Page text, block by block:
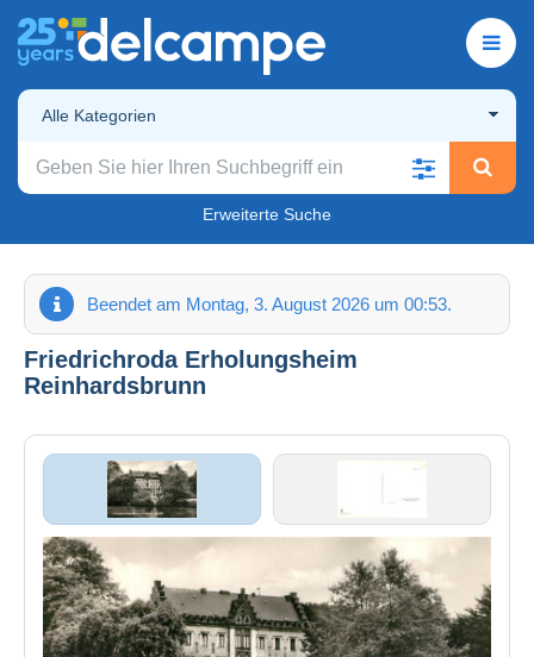
Alle Kategorien
Erweiterte Suche
Beendet am Montag, 3. August 2026 um 00:53.
Friedrichroda Erholungsheim
Reinhardsbrunn